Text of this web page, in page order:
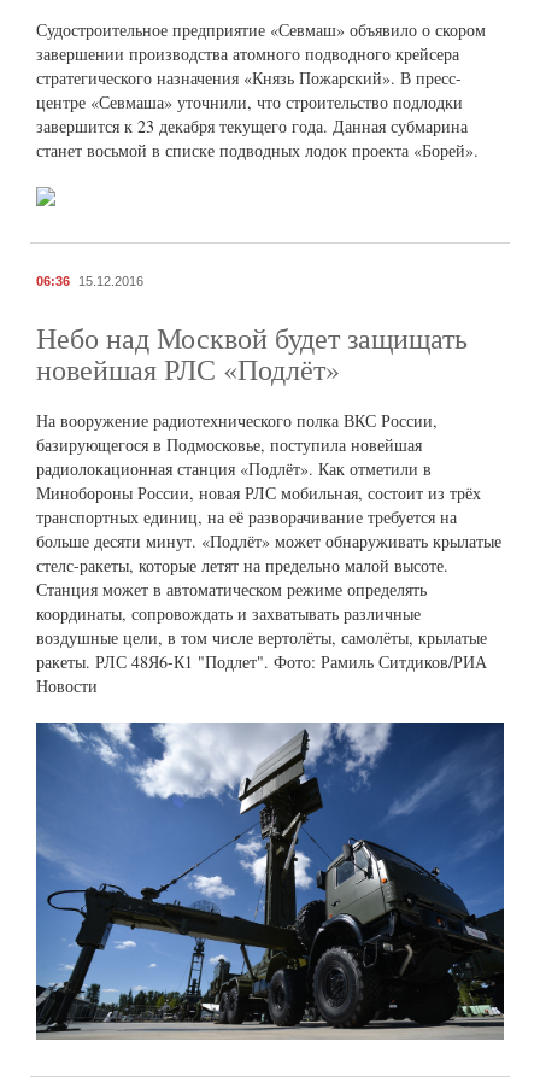
Судостроительное предприятие «Севмаш» объявило о скором
завершении производства атомного подводного крейсера
стратегического назначения «Князь Пожарский». В пресс-
центре «Севмаша» уточнили, что строительство подлодки
завершится к 23 декабря текущего года. Данная субмарина
станет восьмой в списке подводных лодок проекта «Борей».
06:36 15.12.2016
Небо над Москвой будет защищать
новейшая РЛС «Подлёт»
На вооружение радиотехнического полка ВКС России,
базирующегося в Подмосковье, поступила новейшая
радиолокационная станция «Подлёт». Как отметили в
Минобороны России, новая РЛС мобильная, состоит из трёх
транспортных единиц, на её разворачивание требуется на
больше десяти минут. «Подлёт» может обнаруживать крылатые
стелс-ракеты, которые летят на предельно малой высоте.
Станция может в автоматическом режиме определять
координаты, сопровождать и захватывать различные
воздушные цели, в том числе вертолёты, самолёты, крылатые
ракеты. РЛС 48Я6-К1 "Подлет". Фото: Рамиль Ситдиков/РИА
Новости